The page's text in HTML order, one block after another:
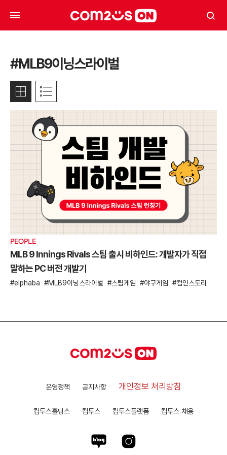
#MLB9이닝스라이벌
PEOPLE
MLB 9 Innings Rivals 스팀 출시 비하인드: 개발자가 직접
말하는 PC 버전 개발기
elphaba MLB9이닝스라이벌 스팀게임 야구게임 컴인스토리
운영정책 공지사항 개인정보 처리방침
컴투스홀딩스 컴투스 컴투스플랫폼 컴투스 채용